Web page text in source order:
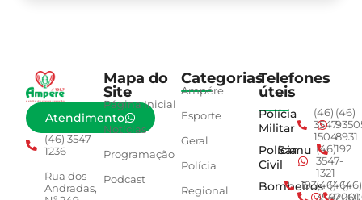
Atendimento
(46) 3547-
1236
Rua dos
Andradas,
Mapa do
Site
Página Inicial
Notícias
Programação
Podcast
Categorias
Ampére
Esporte
Geral
Polícia
Regional
Telefones
úteis
Polícia
Militar
(46)
3547-
1504
(46)
8931
Polícia
Civil
Samu (46)
3547-
1321
192
Bombeiros
193(46)
3547-
(46)(46)